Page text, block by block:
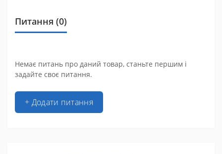
Питання (0)
Немає питань про даний товар, станьте першим і
задайте своє питання.
+ Додати питання